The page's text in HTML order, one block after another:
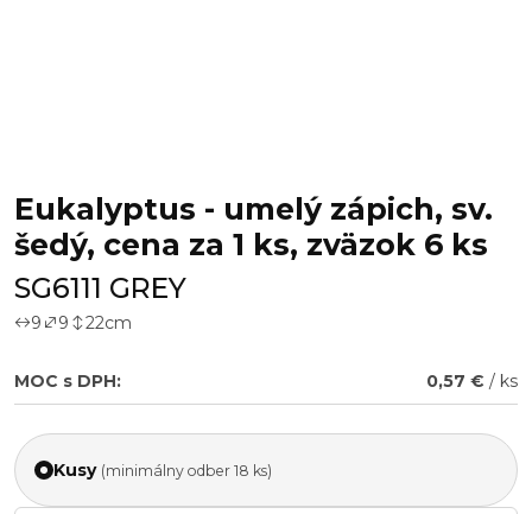
Eukalyptus - umelý zápich, sv.
šedý, cena za 1 ks, zväzok 6 ks
SG6111 GREY
9 9 22cm
MOC s DPH: 0,57 € / ks
Kusy (minimálny odber 18 ks)